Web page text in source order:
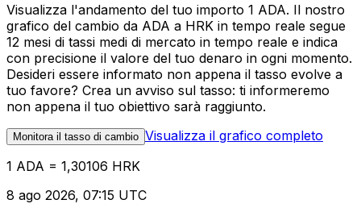
Visualizza l'andamento del tuo importo 1 ADA. Il nostro
grafico del cambio da ADA a HRK in tempo reale segue
12 mesi di tassi medi di mercato in tempo reale e indica
con precisione il valore del tuo denaro in ogni momento.
Desideri essere informato non appena il tasso evolve a
tuo favore? Crea un avviso sul tasso: ti informeremo
non appena il tuo obiettivo sarà raggiunto.
Monitora il tasso di cambio Visualizza il grafico completo
1 ADA = 1,30106 HRK
8 ago 2026, 07:15 UTC